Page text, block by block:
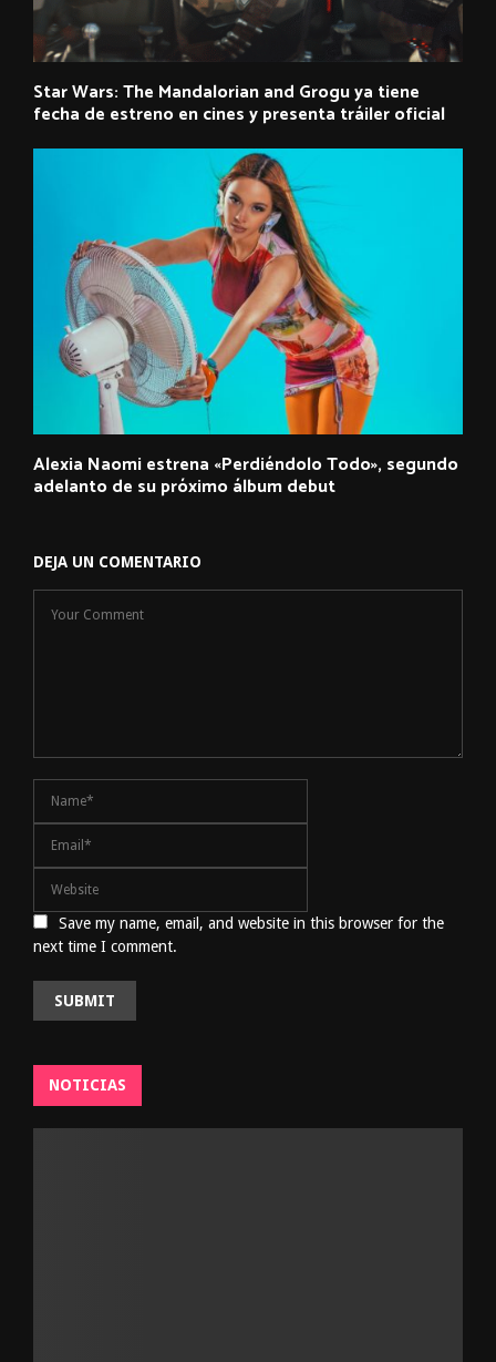
Star Wars: The Mandalorian and Grogu ya tiene
fecha de estreno en cines y presenta tráiler oficial
Alexia Naomi estrena «Perdiéndolo Todo», segundo
adelanto de su próximo álbum debut
DEJA UN COMENTARIO
Save my name, email, and website in this browser for the
next time I comment.
NOTICIAS